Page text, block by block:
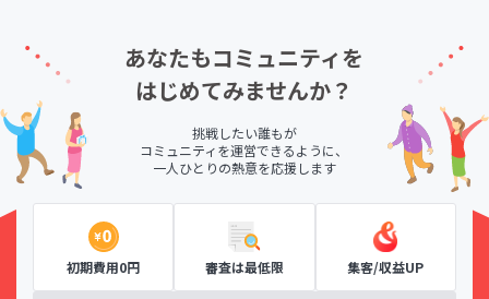
あなたもコミュニティを
はじめてみませんか？
挑戦したい誰もが
コミュニティを運営できるように、
一人ひとりの熱意を応援します
初期費用0円 審査は最低限 集客/収益UP